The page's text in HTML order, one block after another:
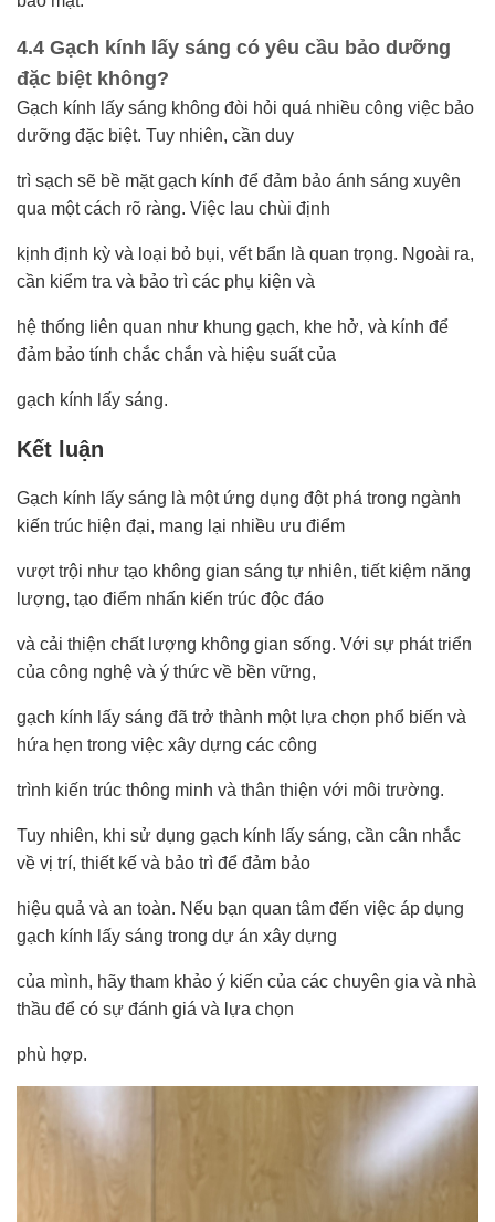
4.4 Gạch kính lấy sáng có yêu cầu bảo dưỡng
đặc biệt không?
Gạch kính lấy sáng không đòi hỏi quá nhiều công việc bảo
dưỡng đặc biệt. Tuy nhiên, cần duy
trì sạch sẽ bề mặt gạch kính để đảm bảo ánh sáng xuyên
qua một cách rõ ràng. Việc lau chùi định
kịnh định kỳ và loại bỏ bụi, vết bẩn là quan trọng. Ngoài ra,
cần kiểm tra và bảo trì các phụ kiện và
hệ thống liên quan như khung gạch, khe hở, và kính để
đảm bảo tính chắc chắn và hiệu suất của
gạch kính lấy sáng.
Kết luận
Gạch kính lấy sáng là một ứng dụng đột phá trong ngành
kiến trúc hiện đại, mang lại nhiều ưu điểm
vượt trội như tạo không gian sáng tự nhiên, tiết kiệm năng
lượng, tạo điểm nhấn kiến trúc độc đáo
và cải thiện chất lượng không gian sống. Với sự phát triển
của công nghệ và ý thức về bền vững,
gạch kính lấy sáng đã trở thành một lựa chọn phổ biến và
hứa hẹn trong việc xây dựng các công
trình kiến trúc thông minh và thân thiện với môi trường.
Tuy nhiên, khi sử dụng gạch kính lấy sáng, cần cân nhắc
về vị trí, thiết kế và bảo trì để đảm bảo
hiệu quả và an toàn. Nếu bạn quan tâm đến việc áp dụng
gạch kính lấy sáng trong dự án xây dựng
của mình, hãy tham khảo ý kiến của các chuyên gia và nhà
thầu để có sự đánh giá và lựa chọn
phù hợp.